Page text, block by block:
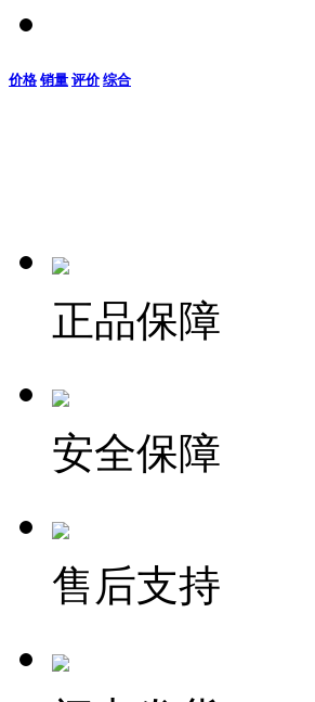
价格 销量 评价 综合
正品保障
安全保障
售后支持